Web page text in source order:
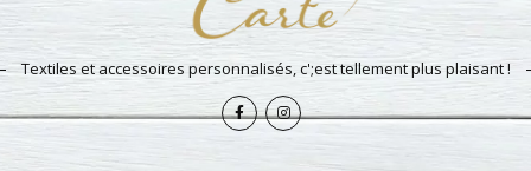
Textiles et accessoires personnalisés, c';est tellement plus plaisant !